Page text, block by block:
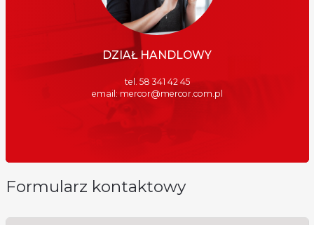
DZIAŁ HANDLOWY
tel. 58 341 42 45
email: mercor@mercor.com.pl
Formularz kontaktowy